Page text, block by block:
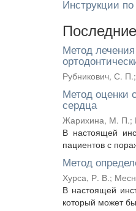
Инструкции
Метод
Рубникович, С. П.;
Метод оценки
сердца
Жарихина, М. П.;
В настоящей
пациентов с
Метод
Хурса, Р. В.;
В настоящей
который может